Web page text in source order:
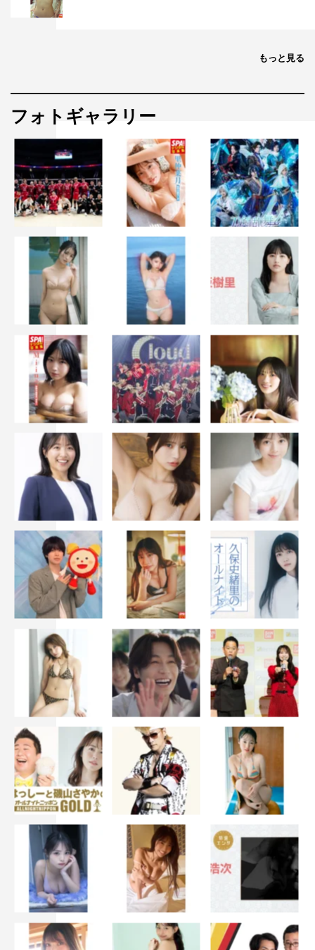
もっと見る
フォトギャラリー